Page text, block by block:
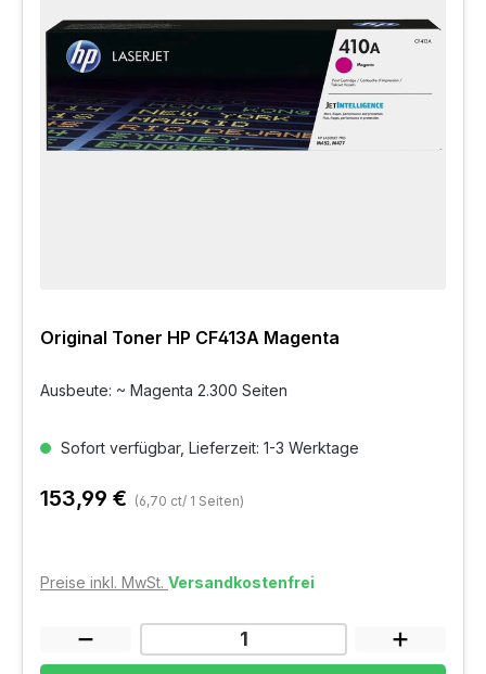
Original Toner HP CF413A Magenta
Ausbeute: ~ Magenta 2.300 Seiten
Sofort verfügbar, Lieferzeit: 1-3 Werktage
153,99 € (6,70 ct/ 1 Seiten)
Preise inkl. MwSt. Versandkostenfrei